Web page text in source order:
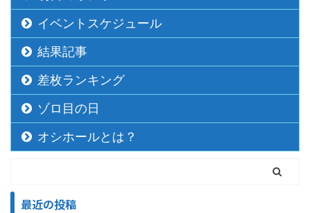
イベントスケジュール
結果記事
差枚ランキング
ゾロ目の日
オシホールとは？
最近の投稿